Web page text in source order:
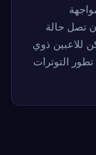
تصل حالة
للاعبين ذوي
التوترات